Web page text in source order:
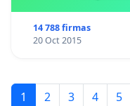
14 788 firmas
20 Oct 2015
1 2 3 4 5